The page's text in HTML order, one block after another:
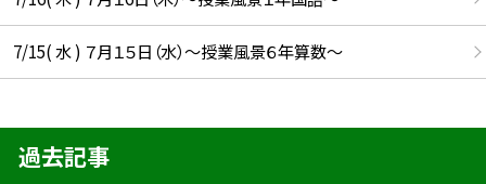
7/15( 水 ) ７月１５日（水）～授業風景６年算数～
過去記事